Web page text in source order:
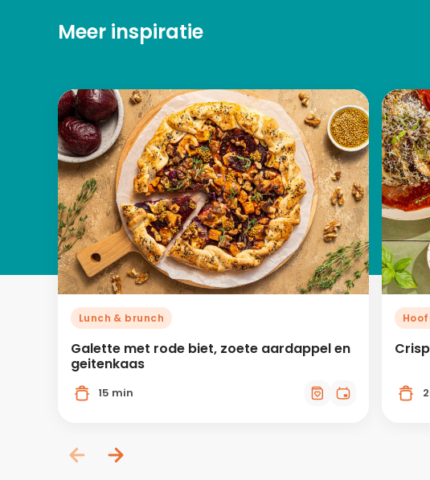
Meer inspiratie
Lunch & brunch
Galette met rode biet, zoete aardappel en
geitenkaas
15 min